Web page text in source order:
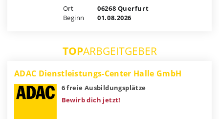
Ort
06268 Querfurt
Beginn
01.08.2026
TOPARBGEITGEBER
ADAC Dienstleistungs-Center Halle GmbH
6 freie Ausbildungsplätze
Bewirb dich jetzt!